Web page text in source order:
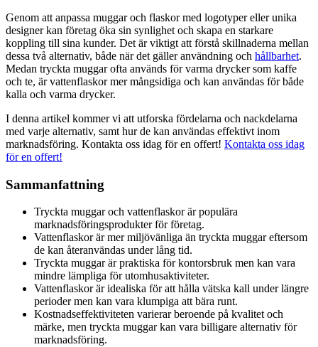
Genom att anpassa muggar och flaskor med logotyper eller unika
designer kan företag öka sin synlighet och skapa en starkare
koppling till sina kunder. Det är viktigt att förstå skillnaderna mellan
dessa två alternativ, både när det gäller användning och hållbarhet.
Medan tryckta muggar ofta används för varma drycker som kaffe
och te, är vattenflaskor mer mångsidiga och kan användas för både
kalla och varma drycker.
I denna artikel kommer vi att utforska fördelarna och nackdelarna
med varje alternativ, samt hur de kan användas effektivt inom
marknadsföring. Kontakta oss idag för en offert! Kontakta oss idag
för en offert!
Sammanfattning
Tryckta muggar och vattenflaskor är populära
marknadsföringsprodukter för företag.
Vattenflaskor är mer miljövänliga än tryckta muggar eftersom
de kan återanvändas under lång tid.
Tryckta muggar är praktiska för kontorsbruk men kan vara
mindre lämpliga för utomhusaktiviteter.
Vattenflaskor är idealiska för att hålla vätska kall under längre
perioder men kan vara klumpiga att bära runt.
Kostnadseffektiviteten varierar beroende på kvalitet och
märke, men tryckta muggar kan vara billigare alternativ för
marknadsföring.